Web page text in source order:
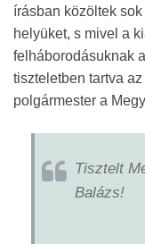
írásban közöltek
helyüket, s mivel a
felháborodásuknak
tiszteletben tartva
polgármester a
Tisztelt
Balázs!